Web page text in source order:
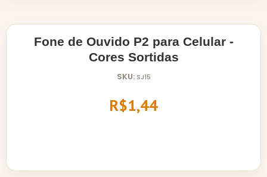
Fone de Ouvido P2 para Celular -
Cores Sortidas
SKU: SJ15
R$1,44